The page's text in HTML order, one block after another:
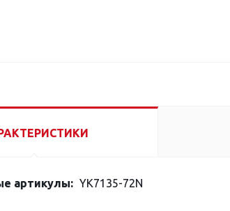
артикулы: YK7135-72N